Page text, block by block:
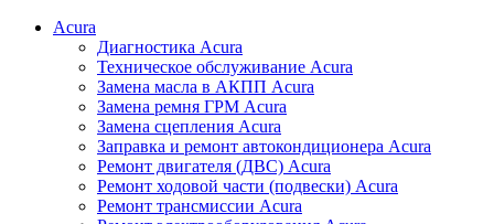
Acura
Диагностика Acura
Техническое обслуживание Acura
Замена масла в АКПП Acura
Замена ремня ГРМ Acura
Замена сцепления Acura
Заправка и ремонт автокондиционера Acura
Ремонт двигателя (ДВС) Acura
Ремонт ходовой части (подвески) Acura
Ремонт трансмиссии Acura